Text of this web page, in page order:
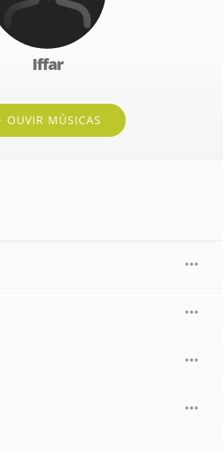
Iffar
OUVIR MÚSICAS